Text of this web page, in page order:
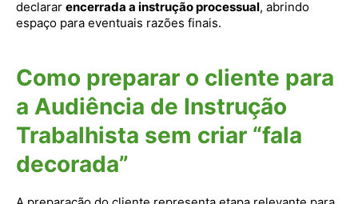
declarar encerrada a instrução processual, abrindo
espaço para eventuais razões finais.
Como preparar o cliente para
a Audiência de Instrução
Trabalhista sem criar “fala
decorada”